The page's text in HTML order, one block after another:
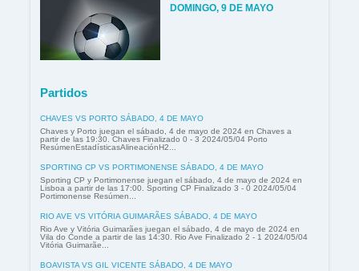
DOMINGO, 9 DE MAYO
Partidos
CHAVES VS PORTO SÁBADO, 4 DE MAYO
Chaves y Porto juegan el sábado, 4 de mayo de 2024 en Chaves a
partir de las 19:30. Chaves Finalizado 0 - 3 2024/05/04 Porto
ResúmenEstadísticasAlineaciónH2...
SPORTING CP VS PORTIMONENSE SÁBADO, 4 DE MAYO
Sporting CP y Portimonense juegan el sábado, 4 de mayo de 2024 en
Lisboa a partir de las 17:00. Sporting CP Finalizado 3 - 0 2024/05/04
Portimonense Resúmen...
RIO AVE VS VITÓRIA GUIMARÃES SÁBADO, 4 DE MAYO
Rio Ave y Vitória Guimarães juegan el sábado, 4 de mayo de 2024 en
Vila do Conde a partir de las 14:30. Rio Ave Finalizado 2 - 1 2024/05/04
Vitória Guimarãe...
BOAVISTA VS GIL VICENTE SÁBADO, 4 DE MAYO